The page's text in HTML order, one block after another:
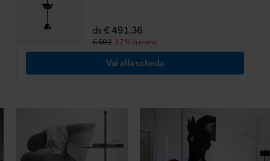
da€ 491.36
€ 592 17% in meno
Vai alla scheda